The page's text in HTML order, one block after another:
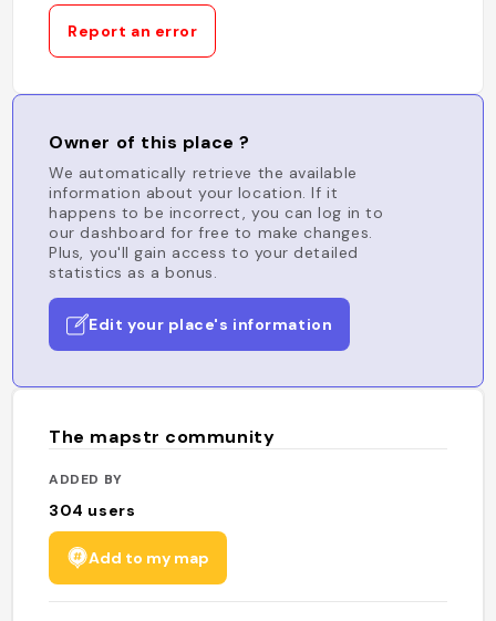
Report an error
Owner of this place ?
We automatically retrieve the available
information about your location. If it
happens to be incorrect, you can log in to
our dashboard for free to make changes.
Plus, you'll gain access to your detailed
statistics as a bonus.
Edit your place's information
The mapstr community
ADDED BY
304 users
Add to my map